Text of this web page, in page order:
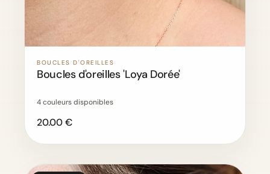
BOUCLES D'OREILLES
Boucles d'oreilles 'Loya Dorée'
4 couleurs disponibles
20.00 €